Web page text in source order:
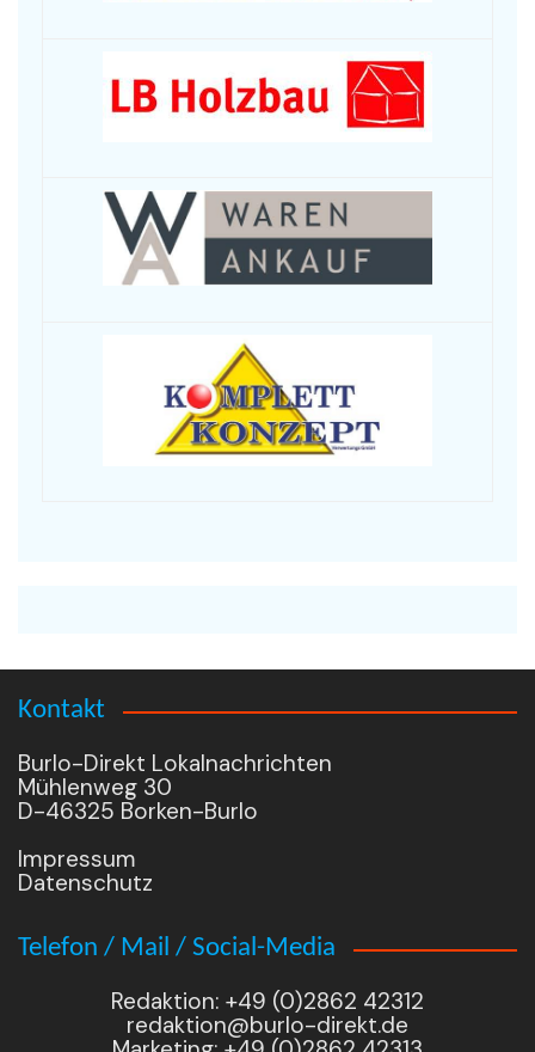
Kontakt
Burlo-Direkt Lokalnachrichten
Mühlenweg 30
D-46325 Borken-Burlo
Impressum
Datenschutz
Telefon / Mail / Social-Media
Redaktion: +49 (0)2862 42312
redaktion@burlo-direkt.de